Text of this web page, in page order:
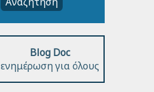
Blog Doc
ενημέρωση για όλους